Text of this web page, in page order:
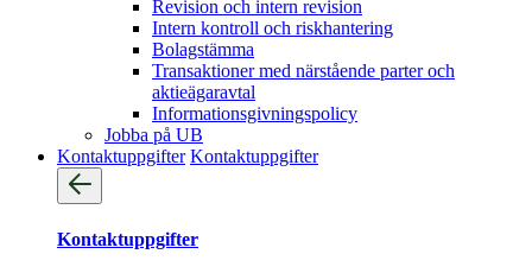
Revision och intern revision
Intern kontroll och riskhantering
Bolagstämma
Transaktioner med närstående parter och
aktieägaravtal
Informationsgivningspolicy
Jobba på UB
Kontaktuppgifter Kontaktuppgifter
Kontaktuppgifter